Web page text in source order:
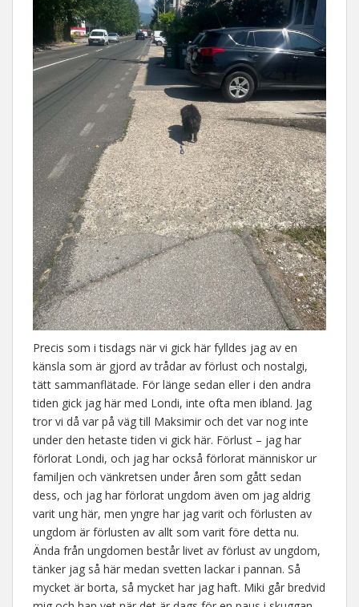
Precis som i tisdags när vi gick här fylldes jag av en
känsla som är gjord av trådar av förlust och nostalgi,
tätt sammanflätade. För länge sedan eller i den andra
tiden gick jag här med Londi, inte ofta men ibland. Jag
tror vi då var på väg till Maksimir och det var nog inte
under den hetaste tiden vi gick här. Förlust – jag har
förlorat Londi, och jag har också förlorat människor ur
familjen och vänkretsen under åren som gått sedan
dess, och jag har förlorat ungdom även om jag aldrig
varit ung här, men yngre har jag varit och förlusten av
ungdom är förlusten av allt som varit före detta nu.
Ända från ungdomen består livet av förlust av ungdom,
tänker jag så här medan svetten lackar i pannan. Så
mycket är borta, så mycket har jag haft. Miki går bredvid